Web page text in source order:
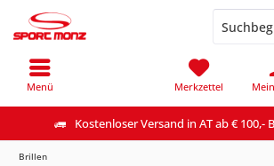
Kostenloser Versand in AT ab € 100,-
Menü Merkzettel
Brillen